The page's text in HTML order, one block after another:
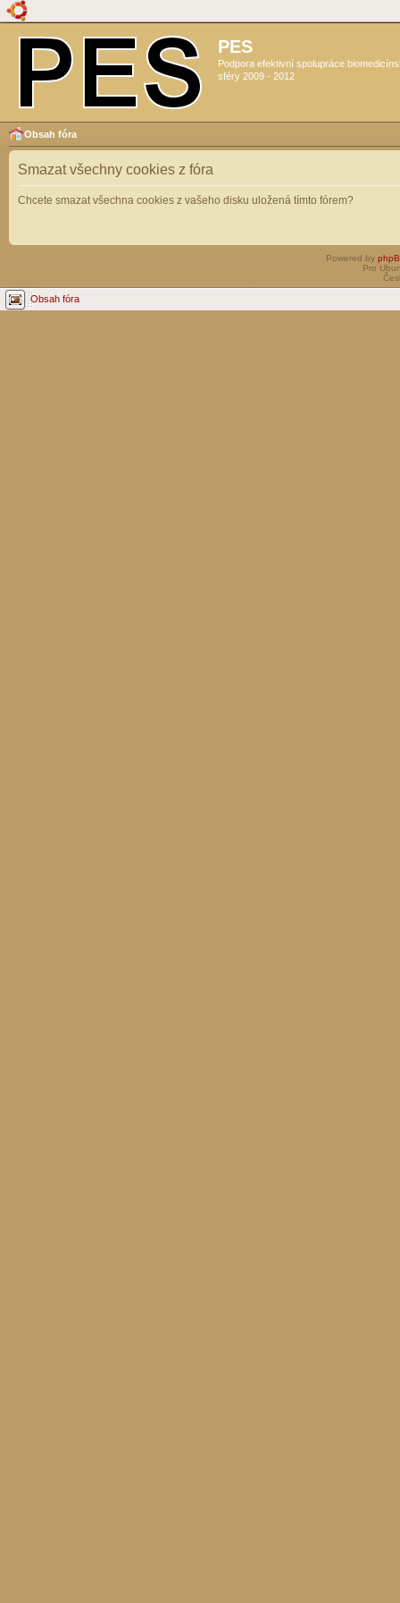
PES
Podpora efektivní spolupráce
sféry 2009 - 2012
Obsah fóra
Smazat všechny cookies z fóra
Chcete smazat všechna cookies z vašeho disku uložená tímto fórem?
Powered by
Pro
Obsah fóra